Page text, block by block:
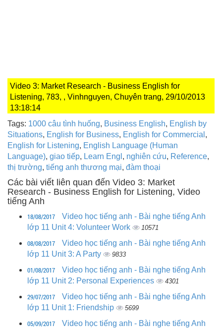
Video 3: Market Research - Business English for
Listening, 783, , Vinhnguyen, Chuyên trang, 29/10/2013
13:18:14
Tags: 1000 câu tình huống, Business English, English by
Situations, English for Business, English for Commercial ,
English for Listening, English Language (Human
Language), giao tiếp, Learn Engl , nghiên cứu, Reference,
thị trường, tiếng anh thương mại, đàm thoại
Các bài viết liên quan đến Video 3: Market
Research - Business English for Listening, Video
tiếng Anh
18/08/2017
Video học tiếng anh - Bài nghe tiếng Anh
lớp 11 Unit 4: Volunteer Work
10571
08/08/2017
Video học tiếng anh - Bài nghe tiếng Anh
lớp 11 Unit 3: A Party
9833
01/08/2017
Video học tiếng anh - Bài nghe tiếng Anh
lớp 11 Unit 2: Personal Experiences
4301
29/07/2017
Video học tiếng anh - Bài nghe tiếng Anh
lớp 11 Unit 1: Friendship
5699
05/09/2017
Video học tiếng anh - Bài nghe tiếng Anh